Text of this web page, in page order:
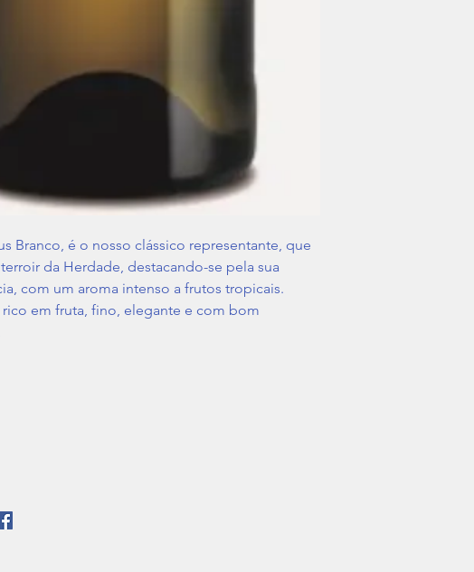
Branco, é o nosso clássico representante, que
da Herdade, destacando-se pela sua
com um aroma intenso a frutos tropicais.
em fruta, fino, elegante e com bom